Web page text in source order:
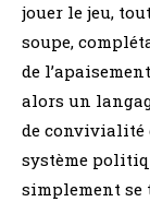
jouer le jeu,
soupe,
de
alors un
de convivialité
système
simplement se